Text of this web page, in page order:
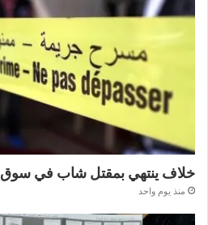
خلاف ينتهي بمقتل شاب في سوق
منذ يوم واحد